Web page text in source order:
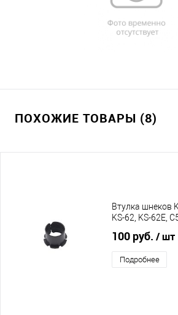
ПОХОЖИЕ ТОВАРЫ (8)
Втулка шнеков
KS-62, KS-62E,
100 руб. / шт
Подробнее